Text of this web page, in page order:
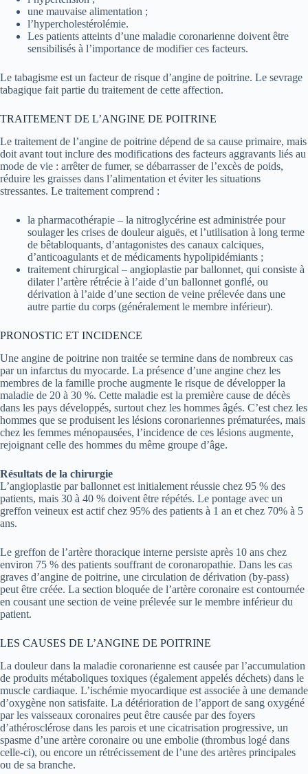
une mauvaise alimentation ;
l’hypercholestérolémie.
Les patients atteints d’une maladie coronarienne doivent être
sensibilisés à l’importance de modifier ces facteurs.
Le tabagisme est un facteur de risque d’angine de poitrine. Le sevrage
tabagique fait partie du traitement de cette affection.
TRAITEMENT DE L’ANGINE DE POITRINE
Le traitement de l’angine de poitrine dépend de sa cause primaire, mais
doit avant tout inclure des modifications des facteurs aggravants liés au
mode de vie : arrêter de fumer, se débarrasser de l’excès de poids,
réduire les graisses dans l’alimentation et éviter les situations
stressantes. Le traitement comprend :
la pharmacothérapie – la nitroglycérine est administrée pour
soulager les crises de douleur aiguës, et l’utilisation à long terme
de bêtabloquants, d’antagonistes des canaux calciques,
d’anticoagulants et de médicaments hypolipidémiants ;
traitement chirurgical – angioplastie par ballonnet, qui consiste à
dilater l’artère rétrécie à l’aide d’un ballonnet gonflé, ou
dérivation à l’aide d’une section de veine prélevée dans une
autre partie du corps (généralement le membre inférieur).
PRONOSTIC ET INCIDENCE
Une angine de poitrine non traitée se termine dans de nombreux cas
par un infarctus du myocarde. La présence d’une angine chez les
membres de la famille proche augmente le risque de développer la
maladie de 20 à 30 %. Cette maladie est la première cause de décès
dans les pays développés, surtout chez les hommes âgés. C’est chez les
hommes que se produisent les lésions coronariennes prématurées, mais
chez les femmes ménopausées, l’incidence de ces lésions augmente,
rejoignant celle des hommes du même groupe d’âge.
Résultats de la chirurgie
L’angioplastie par ballonnet est initialement réussie chez 95 % des
patients, mais 30 à 40 % doivent être répétés. Le pontage avec un
greffon veineux est actif chez 95% des patients à 1 an et chez 70% à 5
ans.
Le greffon de l’artère thoracique interne persiste après 10 ans chez
environ 75 % des patients souffrant de coronaropathie. Dans les cas
graves d’angine de poitrine, une circulation de dérivation (by-pass)
peut être créée. La section bloquée de l’artère coronaire est contournée
en cousant une section de veine prélevée sur le membre inférieur du
patient.
LES CAUSES DE L’ANGINE DE POITRINE
La douleur dans la maladie coronarienne est causée par l’accumulation
de produits métaboliques toxiques (également appelés déchets) dans le
muscle cardiaque. L’ischémie myocardique est associée à une demande
d’oxygène non satisfaite. La détérioration de l’apport de sang oxygéné
par les vaisseaux coronaires peut être causée par des foyers
d’athérosclérose dans les parois et une cicatrisation progressive, un
spasme d’une artère coronaire ou une embolie (thrombus logé dans
celle-ci), ou encore un rétrécissement de l’une des artères principales
ou de sa branche.